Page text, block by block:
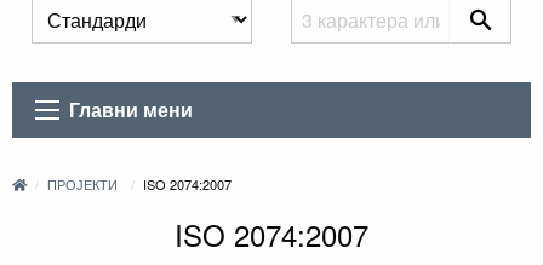
Главни мени
ПРОЈЕКТИ ISO 2074:2007
ISO 2074:2007